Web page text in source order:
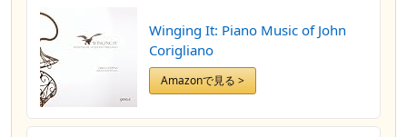
Winging It: Piano Music of John
Corigliano
Amazonで見る >